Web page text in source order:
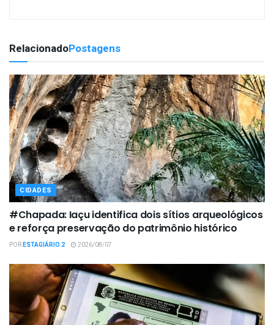
RelacionadoPostagens
CIDADES
#Chapada: Iaçu identifica dois sítios arqueológicos
e reforça preservação do patrimônio histórico
PORESTAGIÁRIO 2 2026/08/07